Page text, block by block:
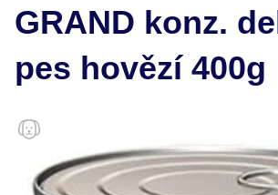
Akce
Psi
Kočky
Veterinární diety
GRAND konz.
pes hovězí 400g